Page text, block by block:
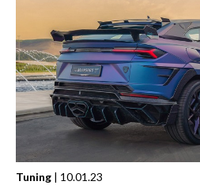
Tuning | 10.01.23